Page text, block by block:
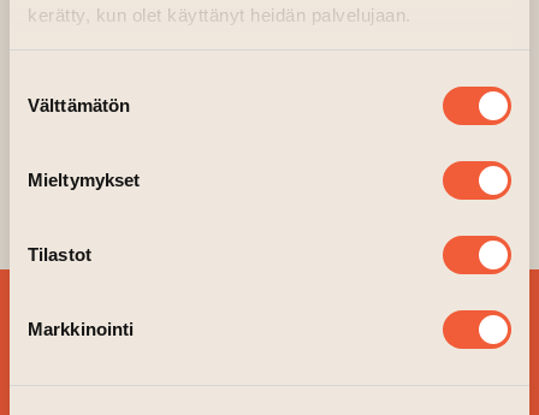
kerätty, kun olet käyttänyt heidän palvelujaan.
valinta
Välttämätön
Mieltymykset
Tilastot
Markkinointi
The participation fee is €30 per tasting and is
A new Tasting Pass has also been released for
different tasting evenings with a single
SIGN UP FOR OUR